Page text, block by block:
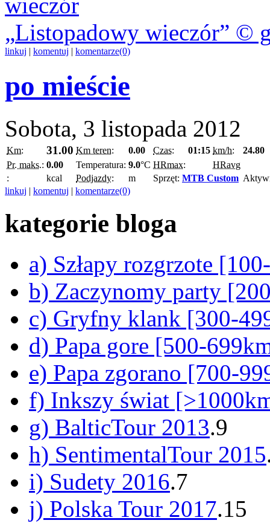
Listopadowy wieczór ©
linkuj | komentuj | komentarze(0)
po mieście
Sobota, 3 listopada 2012
Km: 31.00 Km teren: 0.00 Czas: 01:15 km/h:
24.80
Pr. maks.: 0.00 Temperatura: 9.0°C HRmax:
HRavg
:
kcal Podjazdy: m Sprzęt: MTB Custom
linkuj | komentuj | komentarze(0)
kategorie bloga
a) Szłapy rozgrzote
b) Zaczynomy party
c) Gryfny klank [300-
d) Papa gore [500-
e) Papa zgorano [700-
f) Inkszy świat
g) BalticTour 2013.9
h) SentimentalTour 2015
i) Sudety 2016.7
j) Polska Tour 2017.15